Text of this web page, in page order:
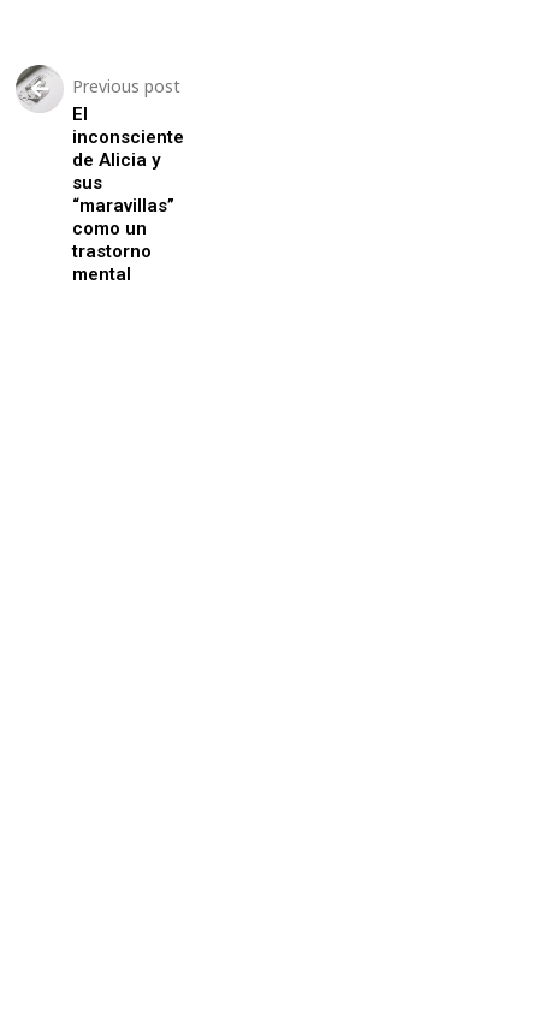
Previous post
El
inconsciente
de Alicia y
sus
“maravillas”
como un
trastorno
mental